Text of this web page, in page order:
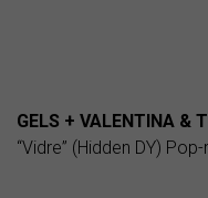
GELS + VALENTINA &
“Vidre” (Hidden DY)